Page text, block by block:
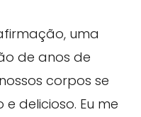
uma
de anos de
corpos se
delicioso. Eu me